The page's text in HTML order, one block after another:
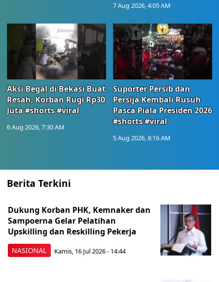
7 Aug 2026, 4:05 AM
Aksi Begal di Bekasi Buat
Resah, Korban Rugi Rp30
Juta #shorts #viral
6 Aug 2026, 7:30 AM
Suporter Persib dan
Persija Kembali Rusuh
Pasca Piala Presiden 2026
#shorts #viral
5 Aug 2026, 8:16 AM
Berita Terkini
NASIONAL
Dukung Korban PHK, Kemnaker dan
Sampoerna Gelar Pelatihan
Upskilling dan Reskilling Pekerja
Kamis, 16 Jul 2026 - 14:44